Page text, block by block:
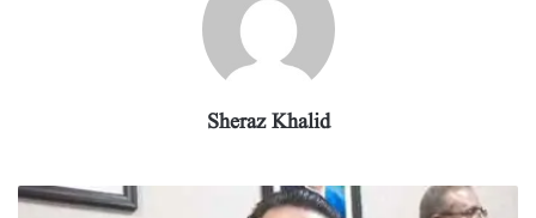
Sheraz Khalid